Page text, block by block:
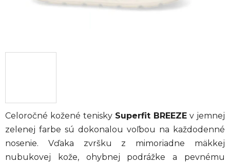
Celoročné kožené tenisky Superfit BREEZE v jemnej
zelenej farbe sú dokonalou voľbou na každodenné
nosenie. Vďaka zvršku z mimoriadne mäkkej
nubukovej kože, ohybnej podrážke a pevnému